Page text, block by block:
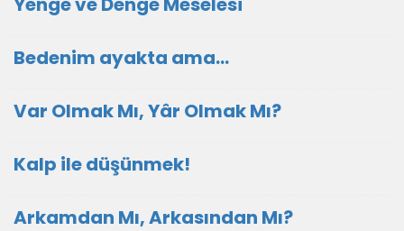
Bedenim ayakta ama...
Var Olmak Mı, Yâr Olmak Mı?
Kalp ile düşünmek!
Arkamdan Mı, Arkasından Mı?